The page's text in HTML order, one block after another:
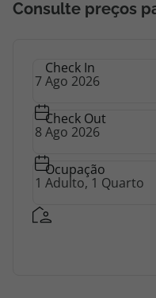
Consulte preços
Check In
Check Out
Ocupação